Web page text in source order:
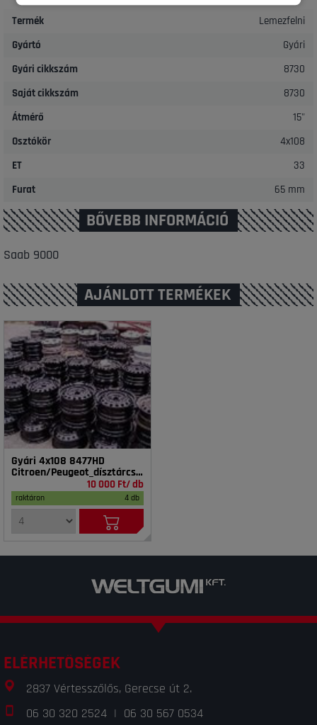
Termék
Lemezfelni
Gyártó
Gyári
Gyári cikkszám
8730
Saját cikkszám
8730
Átmérő
15"
Osztókör
4x108
ET
33
Furat
65 mm
BŐVEBB INFORMÁCIÓ
Saab 9000
AJÁNLOTT TERMÉKEK
Gyári 4x108 8477HD
Citroen/Peugeot_dísztárcsával
6.5x15 fekete ET27 használt
10 000 Ft/ db
raktáron 4 db
ELÉRHETŐSÉGEK
2837 Vértesszőlős, Gerecse út 2.
06 30 320 2524 | 06 30 567 0534